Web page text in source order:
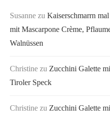
Susanne zu Kaiserschmarrn
mit Mascarpone Crème,
Walnüssen
Christine zu Zucchini Galette
Tiroler Speck
Christine zu Zucchini Galette